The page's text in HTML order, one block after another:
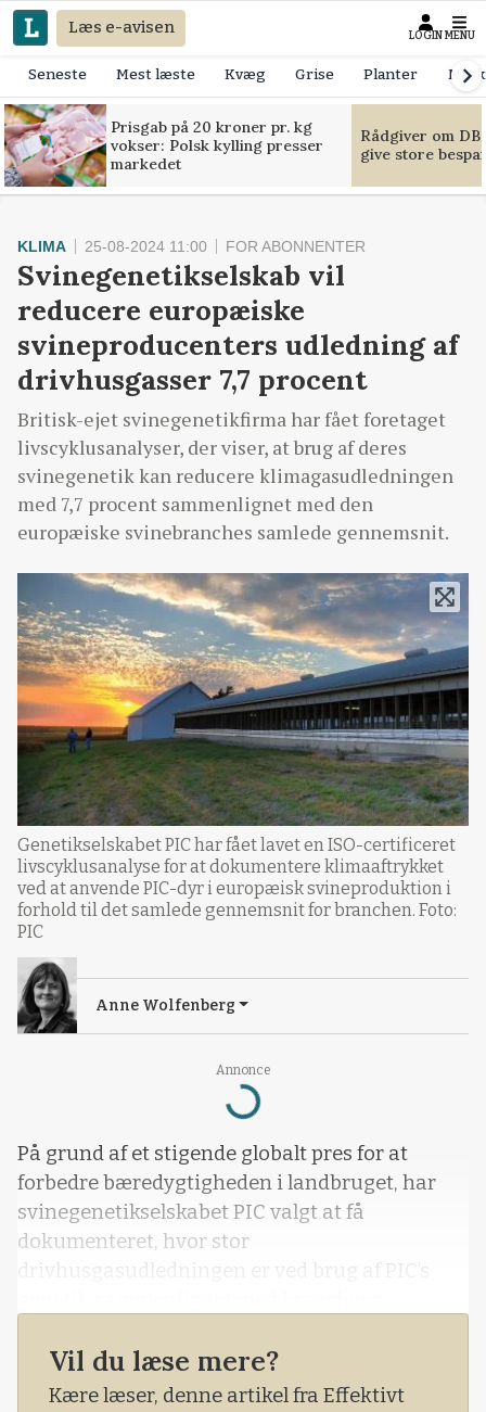
Læs e-avisen LOGIN MENU
Seneste Mest læste Kvæg Grise Planter
Prisgab på 20 kroner pr. kg
vokser: Polsk kylling presser
markedet
Rådgiver om
give store
Annonce
Loading...
KLIMA 25-08-2024 11:00 FOR ABONNENTER
Svinegenetikselskab vil
reducere europæiske
svineproducenters udledning af
drivhusgasser 7,7 procent
Britisk-ejet svinegenetikfirma har fået foretaget
livscyklusanalyser, der viser, at brug af deres
svinegenetik kan reducere klimagasudledningen
med 7,7 procent sammenlignet med den
europæiske svinebranches samlede gennemsnit.
Genetikselskabet PIC har fået lavet en ISO-certificeret
livscyklusanalyse for at dokumentere klimaaftrykket
ved at anvende PIC-dyr i europæisk svineproduktion i
forhold til det samlede gennemsnit for branchen. Foto:
PIC
Anne Wolfenberg
På grund af et stigende globalt pres for at
forbedre bæredygtigheden i landbruget, har
svinegenetikselskabet PIC valgt at få
dokumenteret, hvor stor
drivhusgasudledningen er ved brug af PIC’s
Vil du læse mere?
Kære læser, denne artikel fra Effektivt